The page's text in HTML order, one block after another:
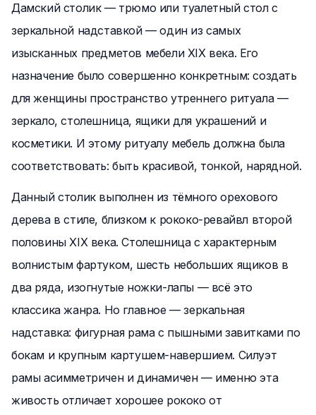
Дамский столик — трюмо или туалетный стол с
зеркальной надставкой — один из самых
изысканных предметов мебели XIX века. Его
назначение было совершенно конкретным: создать
для женщины пространство утреннего ритуала —
зеркало, столешница, ящики для украшений и
косметики. И этому ритуалу мебель должна была
соответствовать: быть красивой, тонкой, нарядной.
Данный столик выполнен из тёмного орехового
дерева в стиле, близком к рококо-ревайвл второй
половины XIX века. Столешница с характерным
волнистым фартуком, шесть небольших ящиков в
два ряда, изогнутые ножки-лапы — всё это
классика жанра. Но главное — зеркальная
надставка: фигурная рама с пышными завитками по
бокам и крупным картушем-навершием. Силуэт
рамы асимметричен и динамичен — именно эта
живость отличает хорошее рококо от